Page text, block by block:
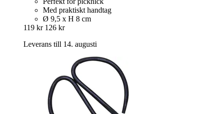
Med praktiskt handtag
Ø 9,5 x H 8 cm
119 kr 126 kr
Leverans till 14. augusti